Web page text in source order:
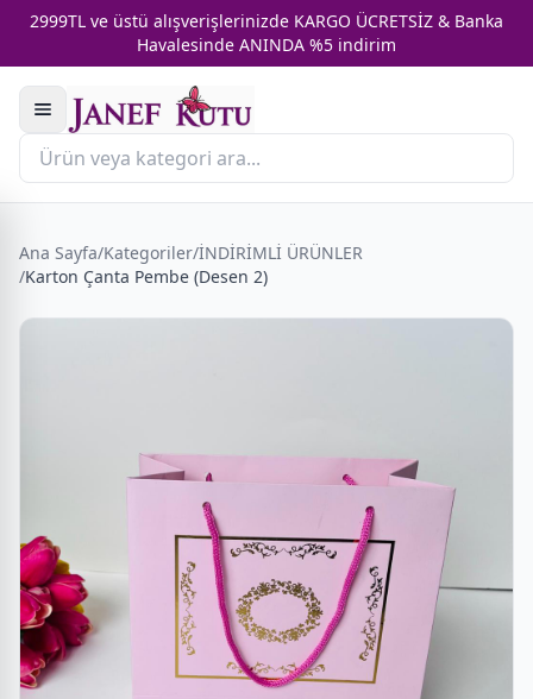
2999TL ve üstü alışverişlerinizde KARGO ÜCRETSİZ & Banka
Havalesinde ANINDA %5 indirim
Ana Sayfa/Kategoriler/İNDİRİMLİ ÜRÜNLER
/Karton Çanta Pembe (Desen 2)